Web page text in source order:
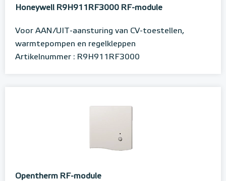
Honeywell R9H911RF3000 RF-module
Voor AAN/UIT-aansturing van CV-toestellen,
warmtepompen en regelkleppen
Artikelnummer : R9H911RF3000
Opentherm RF-module